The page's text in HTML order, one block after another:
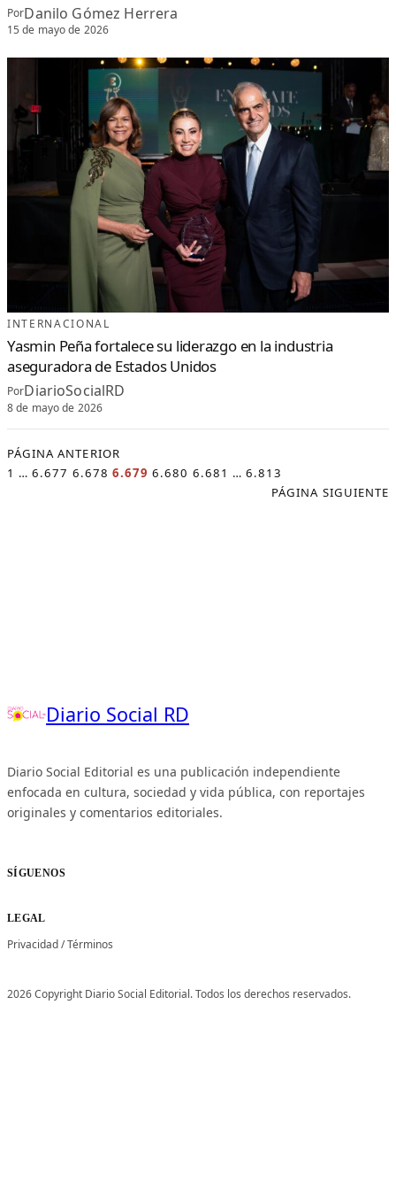
PorDanilo Gómez Herrera
15 de mayo de 2026
INTERNACIONAL
Yasmin Peña fortalece su liderazgo en la industria
aseguradora de Estados Unidos
PorDiarioSocialRD
8 de mayo de 2026
PÁGINA ANTERIOR
1 … 6.677 6.678 6.679 6.680 6.681 … 6.813
PÁGINA SIGUIENTE
Diario Social RD
Diario Social Editorial es una publicación independiente
enfocada en cultura, sociedad y vida pública, con reportajes
originales y comentarios editoriales.
SÍGUENOS
LEGAL
Privacidad/Términos
2026 Copyright Diario Social Editorial. Todos los derechos reservados.